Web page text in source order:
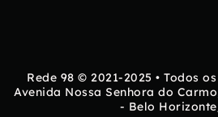
Rede 98 © 2021-2025 • Todos
Avenida Nossa Senhora do
- Belo